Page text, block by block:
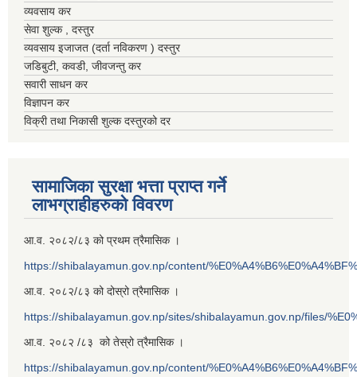
व्यवसाय कर
सेवा शुल्क , दस्तुर
व्यवसाय इजाजत (दर्ता नविकरण ) दस्तुर
जडिबुटी, कवडी, जीवजन्तु कर
सवारी साधन कर
विज्ञापन कर
विक्री तथा निकासी शुल्क दस्तुरको दर
सामाजिका सुरक्षा भत्ता प्राप्त गर्ने
लाभग्राहीहरुको विवरण
आ.व. २०८२/८३ को प्रथम त्रैमासिक ।
https://shibalayamun.gov.np/content/
आ.व. २०८२/८३ को दोस्रो त्रैमासिक ।
https://shibalayamun.gov.np/sites/shibalayamun.gov.np/files/
आ.व. २०८२ /८३ को तेस्रो त्रैमासिक ।
https://shibalayamun.gov.np/content/